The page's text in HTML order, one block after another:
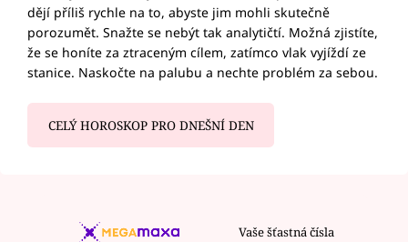
dějí příliš rychle na to, abyste jim mohli skutečně
porozumět. Snažte se nebýt tak analytičtí. Možná zjistíte,
že se honíte za ztraceným cílem, zatímco vlak vyjíždí ze
stanice. Naskočte na palubu a nechte problém za sebou.
CELÝ HOROSKOP PRO DNEŠNÍ DEN
Vaše šťastná čísla